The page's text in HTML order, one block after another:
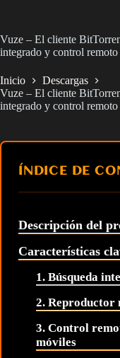
Vuze – El cliente
integrado y control remoto
Inicio
Descargas
Vuze – El cliente
integrado y control remoto
ÍNDICE DE
Descripción del
Características
1. Búsqueda
2. Reproductor
3. Control
móviles